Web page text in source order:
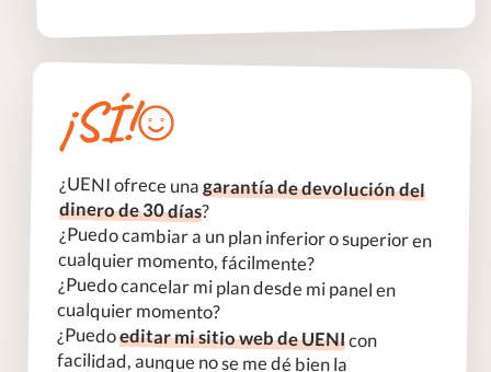
¡SÍ!
¿UENI ofrece unagarantía de devolución del
dinero de 30 días?
¿Puedo cambiar a un plan inferior o superior en
cualquier momento, fácilmente?
¿Puedo cancelar mi plan desde mi panel en
cualquier momento?
¿Puedoeditar mi sitio web de UENIcon
facilidad, aunque no se me dé bien la